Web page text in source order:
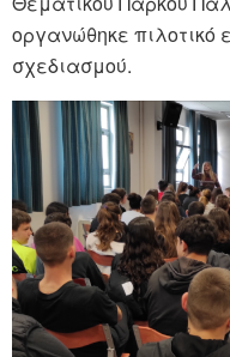
οργανώθηκε πιλοτικό
σχεδιασμού.